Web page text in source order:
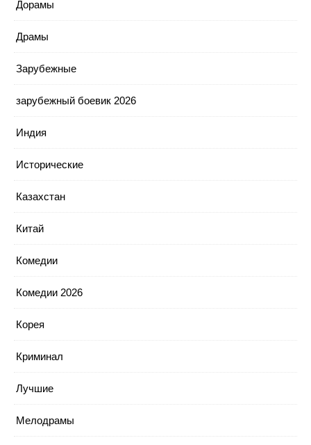
Дорамы
Драмы
Зарубежные
зарубежный боевик 2026
Индия
Исторические
Казахстан
Китай
Комедии
Комедии 2026
Корея
Криминал
Лучшие
Мелодрамы